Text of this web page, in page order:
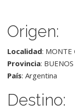
Origen:
Localidad: MONTE
Provincia: BUENOS
País: Argentina
Destino: